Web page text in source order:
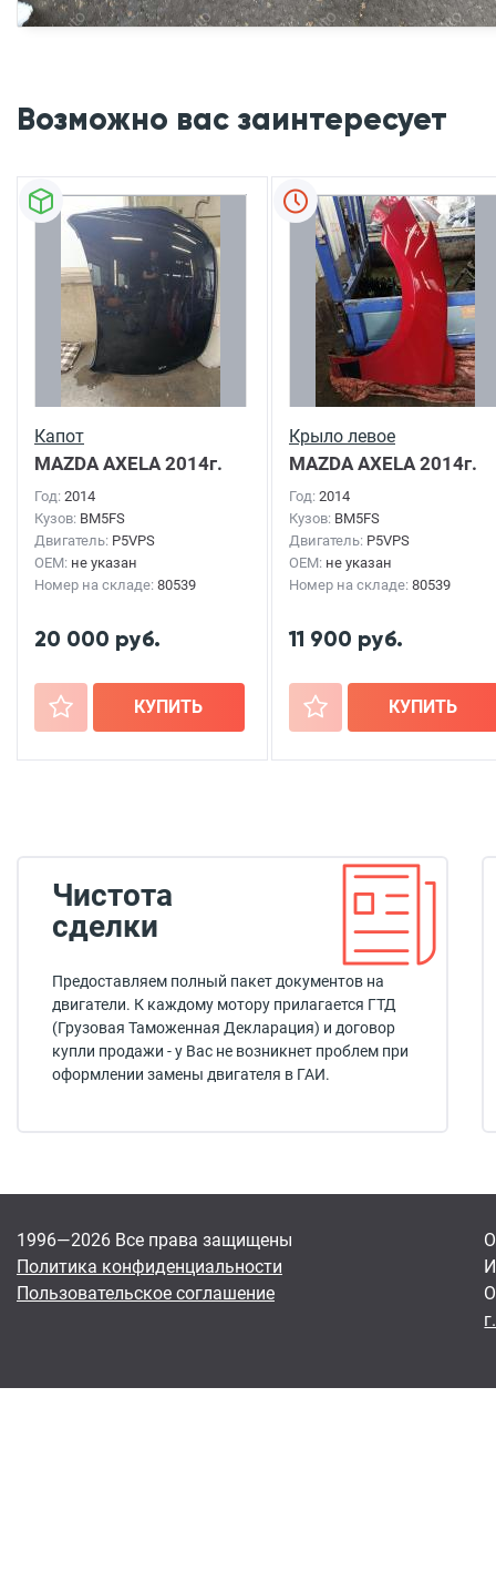
Возможно вас заинтересует
Капот
MAZDA AXELA2014г.
Год: 2014
Кузов: BM5FS
Двигатель: P5VPS
OEM: не указан
Номер на складе: 80539
20 000 руб.
+ КУПИТЬ
Крыло левое
MAZDA AXELA2014г.
Год: 2014
Кузов: BM5FS
Двигатель: P5VPS
OEM: не указан
Номер на складе: 80539
11 900 руб.
+ КУПИТЬ
Чистота
сделки
Предоставляем полный пакет документов на
двигатели. К каждому мотору прилагается ГТД
(Грузовая Таможенная Декларация) и договор
купли продажи - у Вас не возникнет проблем при
оформлении замены двигателя в ГАИ.
1996—2026 Все права защищены
Политика конфиденциальности
Пользовательское соглашение